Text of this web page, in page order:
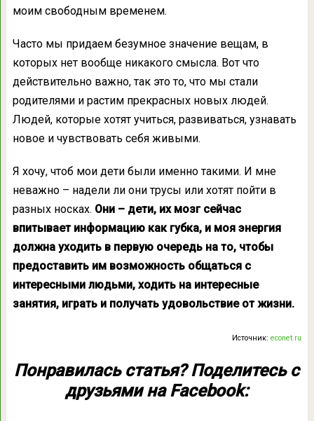
моим свободным временем.
Часто мы придаем безумное значение вещам, в
которых нет вообще никакого смысла. Вот что
действительно важно, так это то, что мы стали
родителями и растим прекрасных новых людей.
Людей, которые хотят учиться, развиваться, узнавать
новое и чувствовать себя живыми.
Я хочу, чтоб мои дети были именно такими. И мне
неважно – надели ли они трусы или хотят пойти в
разных носках. Они – дети, их мозг сейчас
впитывает информацию как губка, и моя энергия
должна уходить в первую очередь на то, чтобы
предоставить им возможность общаться с
интересными людьми, ходить на интересные
занятия, играть и получать удовольствие от жизни.
Источник:econet.ru
Понравилась статья? Поделитесь с
друзьями на Facebook: